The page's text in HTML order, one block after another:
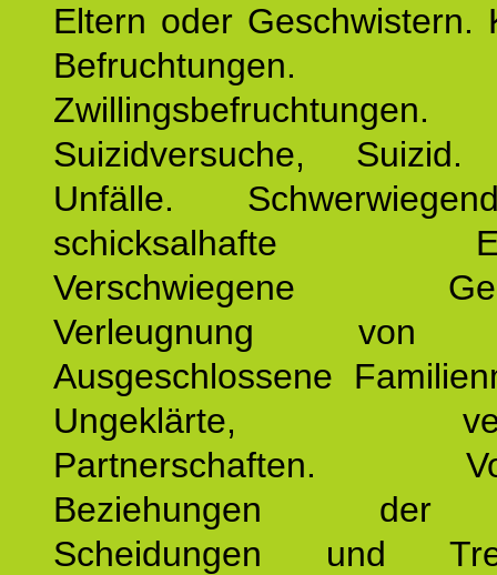
Eltern oder Geschwistern.
Befruchtungen.
Zwillingsbefruchtungen.
Suizidversuche, Suizid.
Unfälle.
schicksalhafte
Verschwiegene
Verleugnung von
Ausgeschlossene
Ungeklärte,
Partnerschaften.
Beziehungen der
Scheidungen und